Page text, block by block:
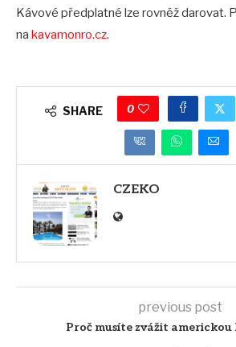
Kávové předplatné lze rovněž darovat.
na kavamonro.cz.
SHARE 0
CZEKO
previous post
Proč musíte zvážit americkou